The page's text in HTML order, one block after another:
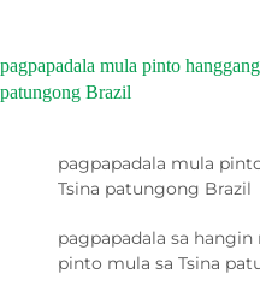
pagpapadala mula pinto
patungong Brazil
pagpapadala mula
Tsina patungong Brazil
pagpapadala sa
pinto mula sa Tsina